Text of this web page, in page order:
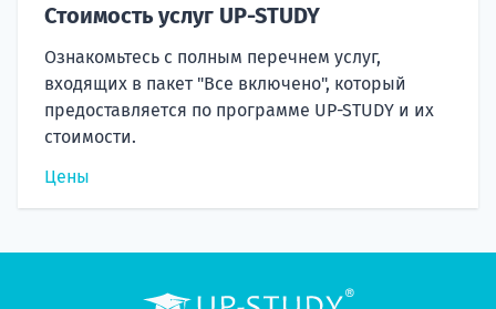
Стоимость услуг UP-STUDY
Ознакомьтесь с полным перечнем услуг,
входящих в пакет "Все включено", который
предоставляется по программе UP-STUDY и их
стоимости.
Цены